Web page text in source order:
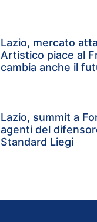
Lazio, mercato
Artistico piace al
cambia anche il
Lazio, summit a
agenti del
Standard Liegi